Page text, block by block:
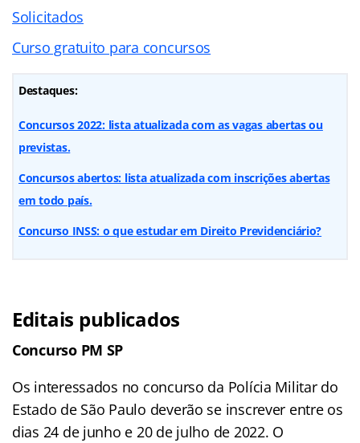
Solicitados
Curso gratuito para concursos
Destaques:
Concursos 2022: lista atualizada com as vagas abertas ou
previstas.
Concursos abertos: lista atualizada com inscrições abertas
em todo país.
Concurso INSS: o que estudar em Direito Previdenciário?
Editais publicados
Concurso PM SP
Os interessados no concurso da Polícia Militar do
Estado de São Paulo deverão se inscrever entre os
dias 24 de junho e 20 de julho de 2022. O